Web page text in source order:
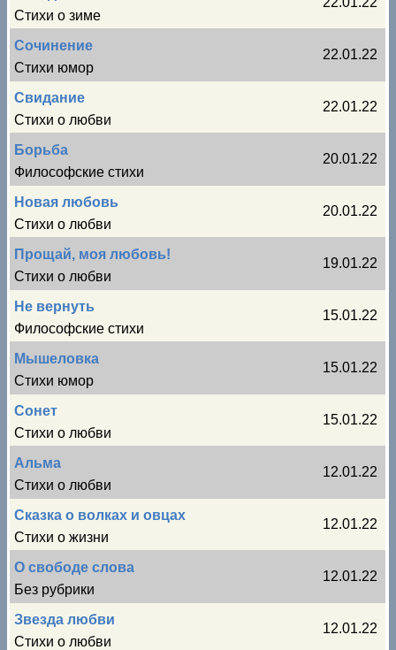
Стихи о зиме
Сочинение
Стихи юмор
22.01.22
Свидание
Стихи о любви
22.01.22
Борьба
Философские стихи
20.01.22
Новая любовь
Стихи о любви
20.01.22
Прощай, моя любовь!
Стихи о любви
19.01.22
Не вернуть
Философские стихи
15.01.22
Мышеловка
Стихи юмор
15.01.22
Сонет
Стихи о любви
15.01.22
Альма
Стихи о любви
12.01.22
Сказка о волках и овцах
Стихи о жизни
12.01.22
О свободе слова
Без рубрики
12.01.22
Звезда любви
Стихи о любви
12.01.22